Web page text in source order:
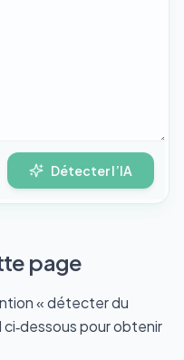
Détecter l’IA
page
« détecter du
ci‑dessous pour obtenir